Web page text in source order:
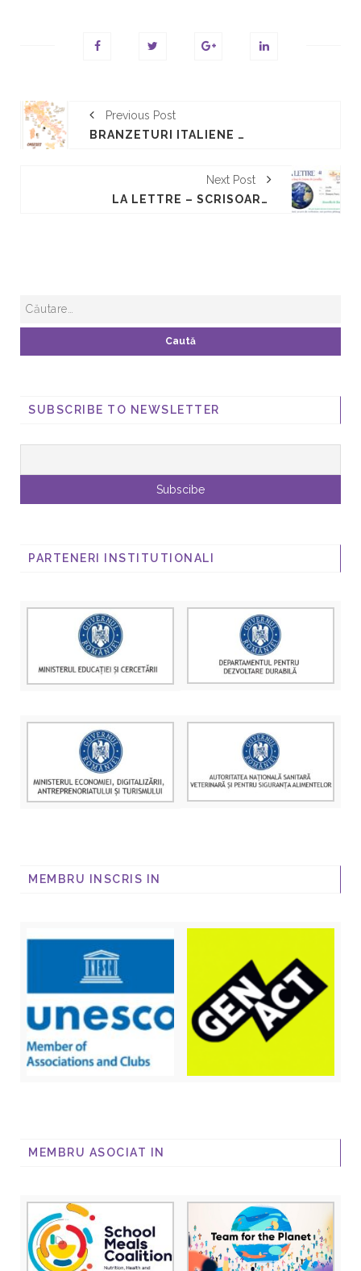
Previous Post
BRANZETURI ITALIENE DOP
Next Post
LA LETTRE – SCRISOAREA LUNARĂ N° 41 – 7 DÉCEMBRE 2024 ” CIORAN DANS LA CUISINE DE LUCULLUS
SUBSCRIBE TO NEWSLETTER
PARTENERI INSTITUTIONALI
MEMBRU INSCRIS IN
MEMBRU ASOCIAT IN